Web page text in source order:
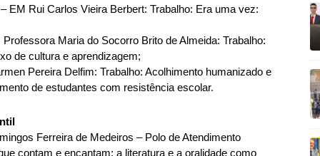
EM Rui Carlos Vieira Berbert: Trabalho: Era uma vez:
Maria do Socorro Brito de Almeida: Trabalho:
de cultura e aprendizagem;
Pereira Delfim: Trabalho: Acolhimento humanizado e
de estudantes com resistência escolar.
Ferreira de Medeiros – Polo de Atendimento
contam e encantam: a literatura e a oralidade como